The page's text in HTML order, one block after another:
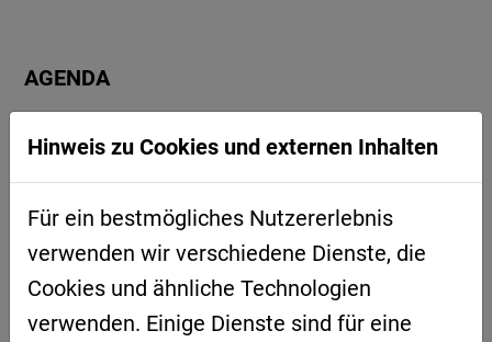
AGENDA
Start-up Pitches Teil 1
Pause
Start-up Pitches Teil 2
Siegerehrung
Hinweis zu Cookies und externen Inhalten
Für ein bestmögliches Nutzererlebnis
verwenden wir verschiedene Dienste, die
Cookies und ähnliche Technologien
verwenden. Einige Dienste sind für eine